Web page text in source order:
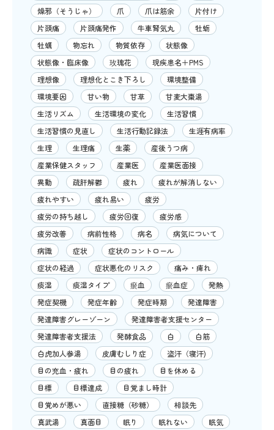
燥邪（そうじゃ）
爪 爪は筋余
片付け
片頭痛
片頭痛発作 牛車腎気丸
牡蛎
牡蠣
物忘れ 物質依存
状態像
状態像・臨床像
玫瑰花
現疾患名＋PMS
理想像
理想化とこき下ろし
環境整備
環境要因
甘い物 甘草
甘麦大棗湯
生活リズム
生活環境の変化
生活習慣
生活習慣の見直し
生活行動記録法
生涯有病率
生理
生理痛 生薬
産後うつ病
産業保健スタッフ
産業医
産業医面接
異動
疏肝解鬱 疲れ
疲れが解消しない
疲れやすい
疲れ易い
疲労
疲労の持ち越し
疲労回復
疲労感
疲労改善
病前性格 病名
病気について
病識
症状
症状のコントロール
症状の経過
症状悪化のリスク
痛み・痺れ
痰湿
痰湿タイプ 瘀血 瘀血症
発熱
発症契機
発症年齢 発症時期
発達障害
発達障害グレーゾーン
発達障害者支援センター
発達障害者支援法
発酵食品 白
白筋
白虎加人参湯
皮膚むしり症
盗汗（寝汗)
目の充血・疲れ
目の疲れ
目を休める
目標
目標達成
目覚まし時計
目覚めが悪い
直接糖（砂糖）
相談先
真武湯
真面目 眠り 眠れない
眠気